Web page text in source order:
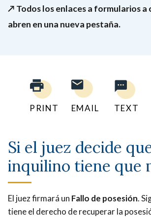
↗️ Todos los enlaces a formularios a
abren en una nueva pestaña.
PRINT EMAIL TEXT
Si el juez decide
inquilino tiene que
El juez firmará un Fallo de posesión.
tiene el derecho de recuperar la